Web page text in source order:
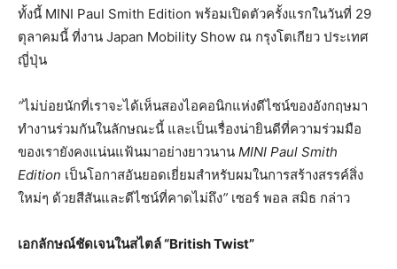
ทั้งนี้ MINI Paul Smith Edition พร้อมเปิดตัวครั้งแรกในวันที่ 29
ตุลาคมนี้ ที่งาน Japan Mobility Show ณ กรุงโตเกียว ประเทศ
ญี่ปุ่น
“ไม่บ่อยนักที่เราจะได้เห็นสองไอคอนิกแห่งดีไซน์ของอังกฤษมา
ทำงานร่วมกันในลักษณะนี้ และเป็นเรื่องน่ายินดีที่ความร่วมมือ
ของเรายังคงแน่นแฟ้นมาอย่างยาวนาน MINI Paul Smith
Edition เป็นโอกาสอันยอดเยี่ยมสำหรับผมในการสร้างสรรค์สิ่ง
ใหม่ๆ ด้วยสีสันและดีไซน์ที่คาดไม่ถึง” เซอร์ พอล สมิธ กล่าว
เอกลักษณ์ชัดเจนในสไตล์“British Twist”